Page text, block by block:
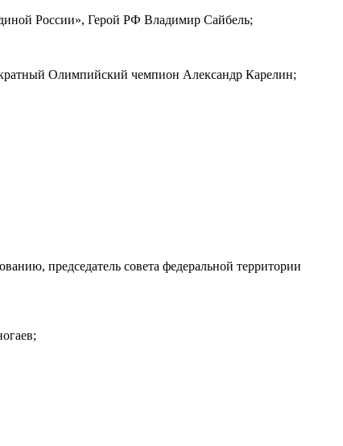
России», Герой РФ Владимир Сайбель;
Олимпийский чемпион Александр Карелин;
председатель совета федеральной территории